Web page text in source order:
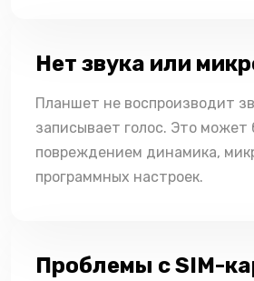
Нет звука или
Планшет не воспроизводит
записывает голос. Это может
повреждением динамика,
программных настроек.
Проблемы с SIM-